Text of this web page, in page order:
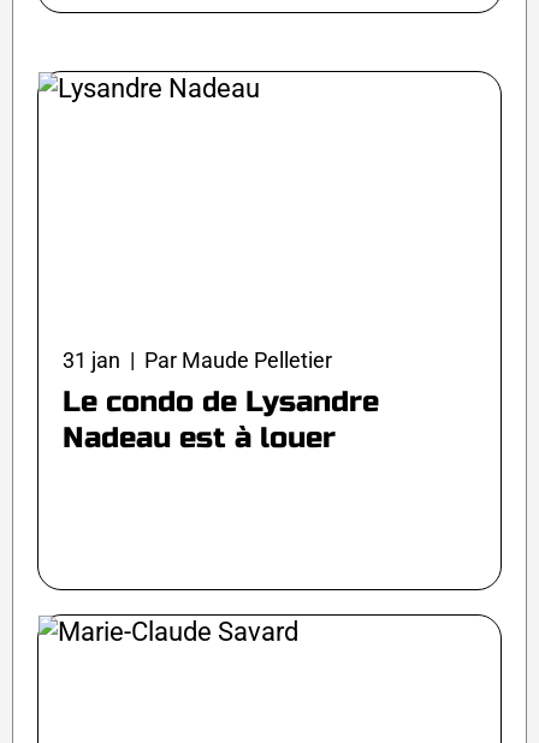
31 jan | Par Maude Pelletier
Le condo de Lysandre
Nadeau est à louer